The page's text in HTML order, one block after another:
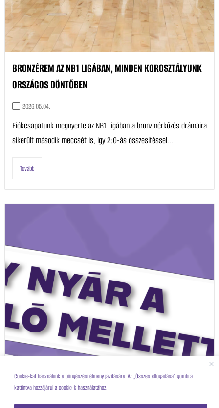
Cookie-kat használunk a böngészési élmény javítására. Az „Összes elfogadása” gombra
kattintva hozzájárul a cookie-k használatához.
BRONZÉREM AZ NB1 LIGÁBAN, MINDEN KOROSZTÁLYUNK
ORSZÁGOS DÖNTŐBEN
2026.05.04.
Fiókcsapatunk megnyerte az NB1 Ligában a bronzmérkőzés drámaira
sikerült második meccsét is, így 2:0-ás összesítéssel...
Tovább